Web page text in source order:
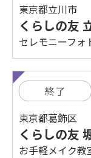
東京都立川市
くらしの友
セレモニーフォ
終了
東京都葛飾区
くらしの友
お手軽メイク